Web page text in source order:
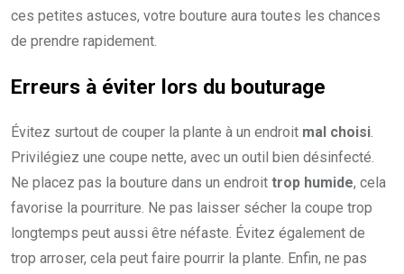
ces petites astuces, votre bouture aura toutes les chances
de prendre rapidement.
Erreurs à éviter lors du bouturage
Évitez surtout de couper la plante à un endroit mal choisi.
Privilégiez une coupe nette, avec un outil bien désinfecté.
Ne placez pas la bouture dans un endroit trop humide, cela
favorise la pourriture. Ne pas laisser sécher la coupe trop
longtemps peut aussi être néfaste. Évitez également de
trop arroser, cela peut faire pourrir la plante. Enfin, ne pas